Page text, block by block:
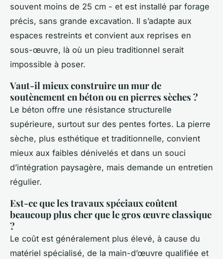
souvent moins de 25 cm - et est installé par forage
précis, sans grande excavation. Il s’adapte aux
espaces restreints et convient aux reprises en
sous-œuvre, là où un pieu traditionnel serait
impossible à poser.
Vaut-il mieux construire un mur de
soutènement en béton ou en pierres sèches ?
Le béton offre une résistance structurelle
supérieure, surtout sur des pentes fortes. La pierre
sèche, plus esthétique et traditionnelle, convient
mieux aux faibles dénivelés et dans un souci
d’intégration paysagère, mais demande un entretien
régulier.
Est-ce que les travaux spéciaux coûtent
beaucoup plus cher que le gros œuvre classique
?
Le coût est généralement plus élevé, à cause du
matériel spécialisé, de la main-d’œuvre qualifiée et